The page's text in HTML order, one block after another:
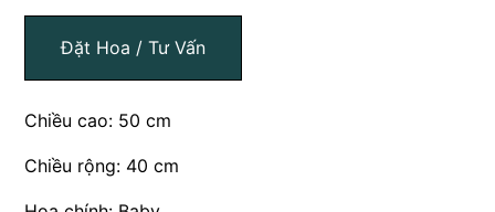
Đặt Hoa / Tư Vấn
Chiều cao: 50 cm
Chiều rộng: 40 cm